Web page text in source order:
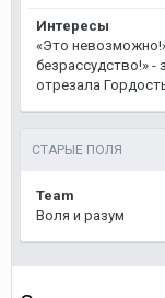
Интересы
«Это
безрассудство!» -
отрезала
СТАРЫЕ ПОЛЯ
Team
Воля и разум